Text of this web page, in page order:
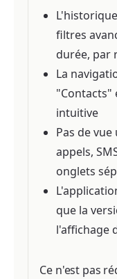
filtres
durée, par
La
"Contacts"
intuitive
Pas de
appels,
onglets
que la
l'affichage
Ce n'est pas